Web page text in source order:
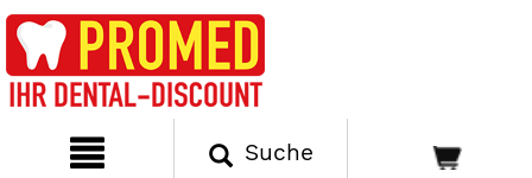
Suche